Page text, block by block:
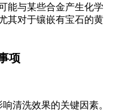
能与某些合金产生化学
其对于镶嵌有宝石的黄
项
清洗效果的关键因素。